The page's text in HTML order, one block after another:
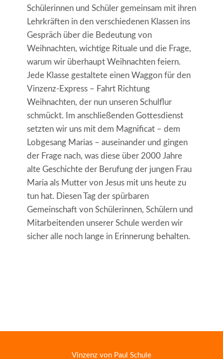
Schülerinnen und Schüler gemeinsam mit ihren
Lehrkräften in den verschiedenen Klassen ins
Gespräch über die Bedeutung von
Weihnachten, wichtige Rituale und die Frage,
warum wir überhaupt Weihnachten feiern.
Jede Klasse gestaltete einen Waggon für den
Vinzenz-Express – Fahrt Richtung
Weihnachten, der nun unseren Schulflur
schmückt. Im anschließenden Gottesdienst
setzten wir uns mit dem Magnificat – dem
Lobgesang Marias – auseinander und gingen
der Frage nach, was diese über 2000 Jahre
alte Geschichte der Berufung der jungen Frau
Maria als Mutter von Jesus mit uns heute zu
tun hat. Diesen Tag der spürbaren
Gemeinschaft von Schülerinnen, Schülern und
Mitarbeitenden unserer Schule werden wir
sicher alle noch lange in Erinnerung behalten.
Vinzenz von Paul Schule